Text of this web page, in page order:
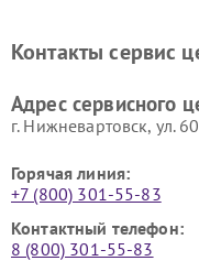
Yamaha
Контакты сервис
Адрес сервисного
г. Нижневартовск, ул.
Горячая линия:
+7 (800) 301-55-83
Контактный телефон:
8 (800) 301-55-83